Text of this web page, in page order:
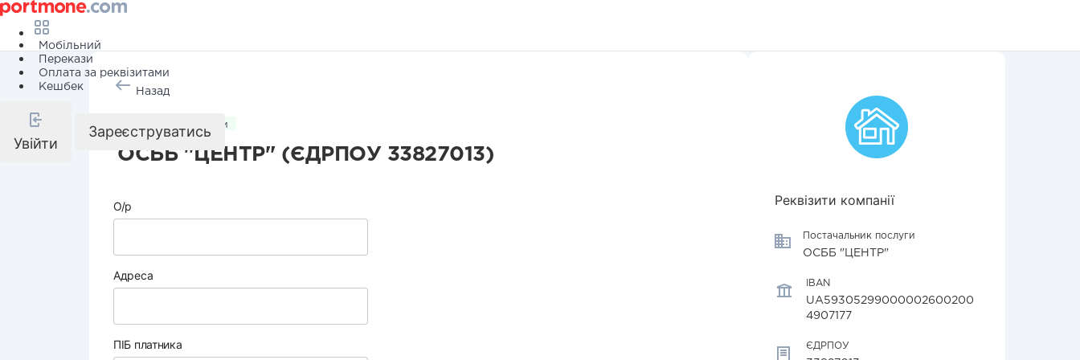
Мобільний
Перекази
Оплата за реквізитами
Кешбек
Увійти
Зареєструватись
Назад
Комунальні послуги
ОСББ "ЦЕНТР" (ЄДРПОУ 33827013)
О/р
Адреса
ПІБ платника
Реквізити компанії
Постачальник послуги
ОСББ "ЦЕНТР"
IBAN
UA59305299000002600200
4907177
ЄДРПОУ